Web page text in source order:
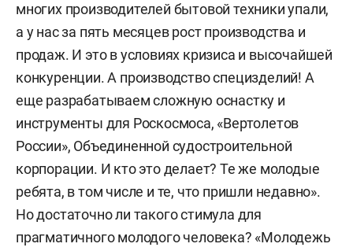
многих производителей бытовой техники упали,
а у нас за пять месяцев рост производства и
продаж. И это в условиях кризиса и высочайшей
конкуренции. А производство специзделий! А
еще разрабатываем сложную оснастку и
инструменты для Роскосмоса, «Вертолетов
России», Объединенной судостроительной
корпорации. И кто это делает? Те же молодые
ребята, в том числе и те, что пришли недавно».
Но достаточно ли такого стимула для
прагматичного молодого человека? «Молодежь